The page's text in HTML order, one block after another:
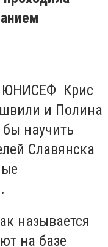
ЮНИСЕФ Крис
и Полина
научить
Славянска
называется
на базе